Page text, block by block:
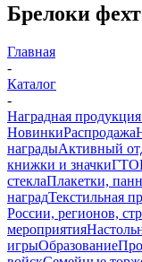
Брелоки
Главная
-
Каталог
-
Наградная
НовинкиРаспродажа
наградыАктивный
книжки и значкиГТО
стеклаПлакетки,
наградТекстильная
России, регионов,
мероприятия
игрыОбразование